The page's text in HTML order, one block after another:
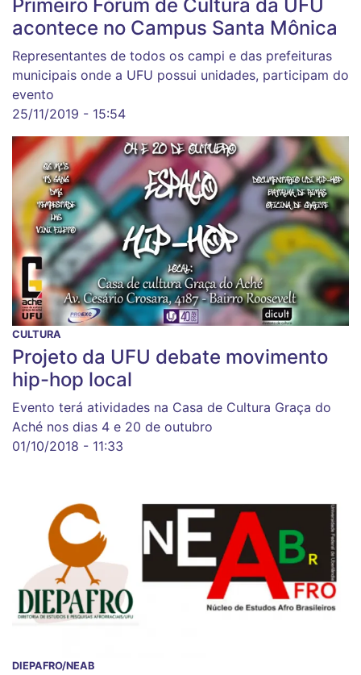
Primeiro Fórum de Cultura da UFU
acontece no Campus Santa Mônica
Representantes de todos os campi e das prefeituras
municipais onde a UFU possui unidades, participam do
evento
25/11/2019 - 15:54
CULTURA
Projeto da UFU debate movimento
hip-hop local
Evento terá atividades na Casa de Cultura Graça do
Aché nos dias 4 e 20 de outubro
01/10/2018 - 11:33
DIEPAFRO/NEAB